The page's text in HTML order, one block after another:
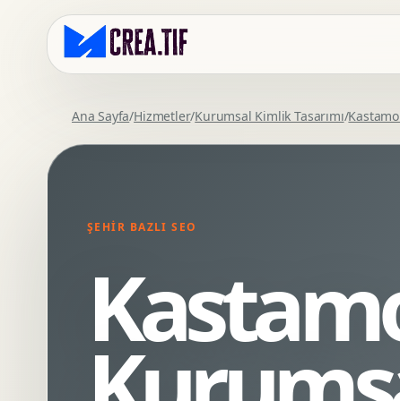
Kurumsal Web Tasarim
SEO Uyumlu Web Tasarim
Webflow Web Tasarim
Framer Web Tasarim
Kurumsal Site Yenileme
Prototip Tasarimi
Dashboard UI Tasarimi
Conversion UX Optimizasyonu
Ana Sayfa/Hizmetler/Kurumsal Kimlik Tasarımı/
ŞEHIR BAZLI SEO